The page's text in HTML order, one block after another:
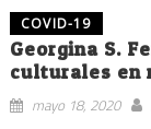
COVID-19
Georgina S.
culturales en
mayo 18, 2020